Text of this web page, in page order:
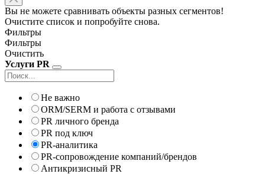
Вы не можете сравнивать объекты разных сегментов!
Очистите список и попробуйте снова.
Фильтры
Фильтры
Очистить
Услуги PR
Не важно
ORM/SERM и работа с отзывами
PR личного бренда
PR под ключ
PR-аналитика
PR-сопровождение компаний/брендов
Антикризисный PR